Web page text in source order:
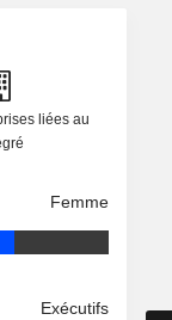
liées au
Femme
Exécutifs